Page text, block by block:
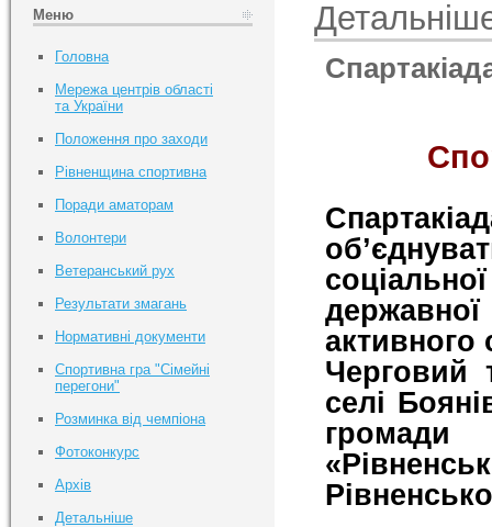
активного
Черговий
селі
громади
Меню
Головна
Мережа центрів області
та України
Положення про заходи
Рівненщина спортивна
Поради аматорам
Волонтери
Ветеранський рух
Результати змагань
Нормативні документи
Спортивна гра "Сімейні
перегони"
Розминка від чемпіона
Фотоконкурс
Архів
Детальніше